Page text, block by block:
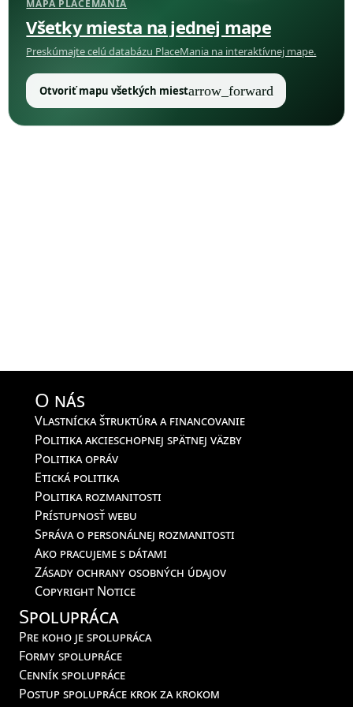
MAPA PLACEMANIA
Všetky miesta na jednej mape
Preskúmajte celú databázu PlaceMania na interaktívnej mape.
Otvoriť mapu všetkých miestarrow_forward
O nás
Vlastnícka štruktúra a financovanie
Politika akcieschopnej spätnej väzby
Politika opráv
Etická politika
Politika rozmanitosti
Prístupnosť webu
Správa o personálnej rozmanitosti
Ako pracujeme s dátami
Zásady ochrany osobných údajov
Copyright Notice
Spolupráca
Pre koho je spolupráca
Formy spolupráce
Cenník spolupráce
Postup spolupráce krok za krokom